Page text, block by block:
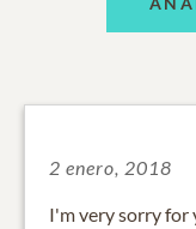
2 enero, 2018
I'm very sorry for